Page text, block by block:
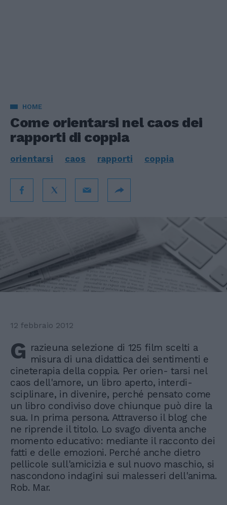
HOME
Come orientarsi nel caos dei
rapporti di coppia
orientarsi caos rapporti coppia
12 febbraio 2012
G razieuna selezione di 125 film scelti a
misura di una didattica dei sentimenti e
cineterapia della coppia. Per orien- tarsi nel
caos dell'amore, un libro aperto, interdi-
sciplinare, in divenire, perché pensato come
un libro condiviso dove chiunque può dire la
sua. In prima persona. Attraverso il blog che
ne riprende il titolo. Lo svago diventa anche
momento educativo: mediante il racconto dei
fatti e delle emozioni. Perché anche dietro
pellicole sull'amicizia e sul nuovo maschio, si
nascondono indagini sui malesseri dell'anima.
Rob. Mar.